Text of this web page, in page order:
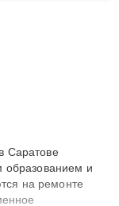
Саратове
и
на ремонте